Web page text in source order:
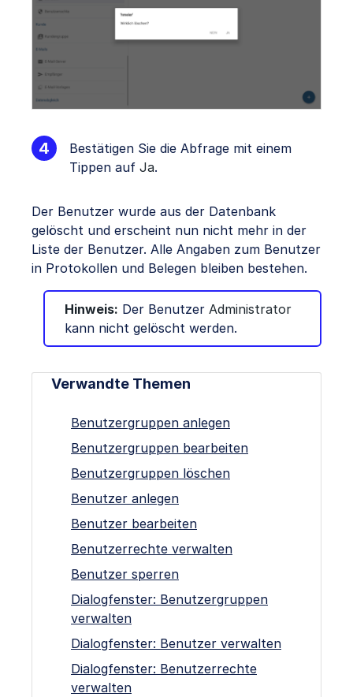
Bestätigen Sie die Abfrage mit einem
Tippen auf Ja.
Der Benutzer wurde aus der Datenbank
gelöscht und erscheint nun nicht mehr in der
Liste der Benutzer. Alle Angaben zum Benutzer
in Protokollen und Belegen bleiben bestehen.
Hinweis: Der Benutzer Administrator
kann nicht gelöscht werden.
Verwandte Themen
Benutzergruppen anlegen
Benutzergruppen bearbeiten
Benutzergruppen löschen
Benutzer anlegen
Benutzer bearbeiten
Benutzerrechte verwalten
Benutzer sperren
Dialogfenster: Benutzergruppen
verwalten
Dialogfenster: Benutzer verwalten
Dialogfenster: Benutzerrechte
verwalten